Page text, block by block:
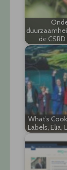
de
What’s
Labels, Elia,